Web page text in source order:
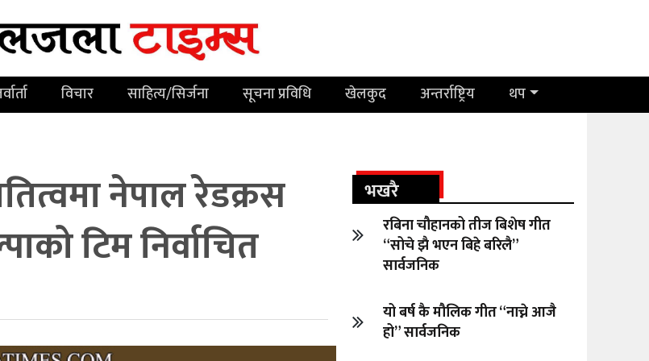
विचार साहित्य/सिर्जना सूचना प्रविधि खेलकुद अन्तर्राष्ट्रिय थप
नेपाल रेडक्रस
टिम निर्वाचित
भखरै
रबिना चौहानको तीज बिशेष गीत
“सोचे झै भएन बिहे बरिलै”
सार्वजनिक
यो बर्ष कै मौलिक गीत “नाच्ने आजै
हो” सार्वजनिक